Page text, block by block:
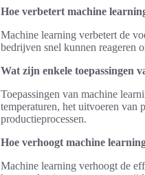
Hoe verbetert machine
Machine learning verbetert de
bedrijven snel kunnen reageren
Wat zijn enkele toepassingen
Toepassingen van machine
temperaturen, het uitvoeren van
productieprocessen.
Hoe verhoogt machine
Machine learning verhoogt de